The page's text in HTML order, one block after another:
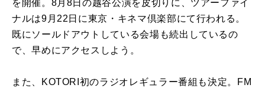
を 開催。8月8日の越谷公演を 皮切り に
ツアーファイ
ナルは9月22日 に東京・ キネマ倶楽部にて行われる 。
既に ソールドアウトして い る会場も続出して いるの
で、早めにアクセスしよう。
また、 KOTORI 初のラジオレギュラー番組も決定。
FM